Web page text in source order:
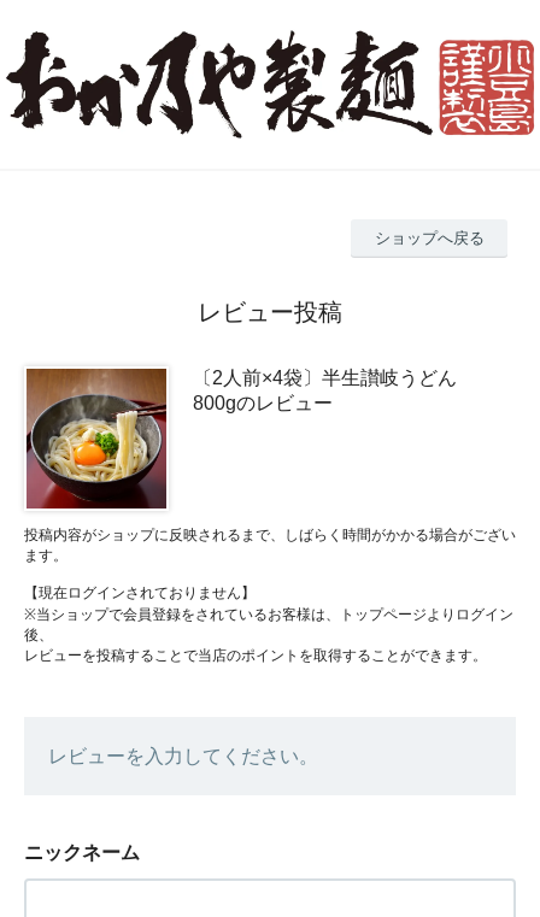
ショップへ戻る
レビュー投稿
〔2人前×4袋〕半生讃岐うどん
800gのレビュー
投稿内容がショップに反映されるまで、しばらく時間がかかる場合がござい
ます。
【現在ログインされておりません】
※当ショップで会員登録をされているお客様は、トップページよりログイン
後、
レビューを投稿することで当店のポイントを取得することができます。
レビューを入力してください。
ニックネーム